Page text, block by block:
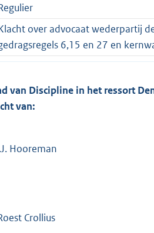
over advocaat wederpartij
6,15 en 27 en
van Discipline in het ressort
van:
Hooreman
Crollius